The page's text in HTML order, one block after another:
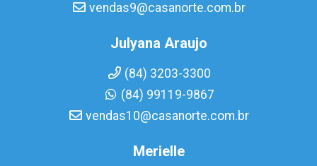
vendas9@casanorte.com.br
Julyana Araujo
(84) 3203-3300
(84) 99119-9867
vendas10@casanorte.com.br
Merielle